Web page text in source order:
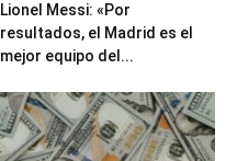
Lionel Messi: «Por
resultados, el Madrid es el
mejor equipo del...